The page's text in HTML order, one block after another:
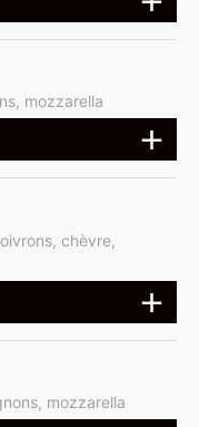
mozzarella
chèvre,
mozzarella